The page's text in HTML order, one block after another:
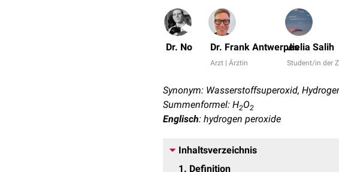
Dr. No Dr. Frank Antwerpes
Arzt | Ärztin
Jielia Salih
Student/in der
Synonym: Wasserstoffsuperoxid,
Summenformel: H2O2
Englisch: hydrogen peroxide
Inhaltsverzeichnis
1
Definition